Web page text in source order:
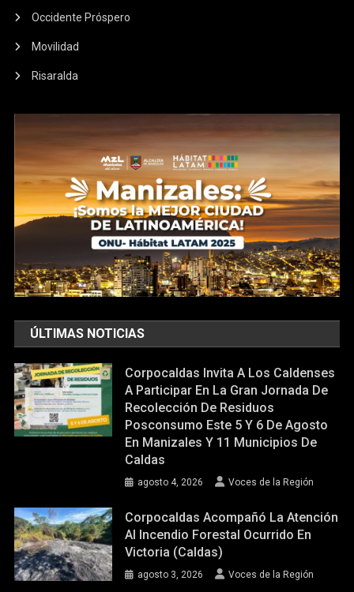
Occidente Próspero
Movilidad
Risaralda
ÚLTIMAS NOTICIAS
Corpocaldas Invita A Los Caldenses
A Participar En La Gran Jornada De
Recolección De Residuos
Posconsumo Este 5 Y 6 De Agosto
En Manizales Y 11 Municipios De
Caldas
agosto 4, 2026 Voces de la Región
Corpocaldas Acompañó La Atención
Al Incendio Forestal Ocurrido En
Victoria (Caldas)
agosto 3, 2026 Voces de la Región